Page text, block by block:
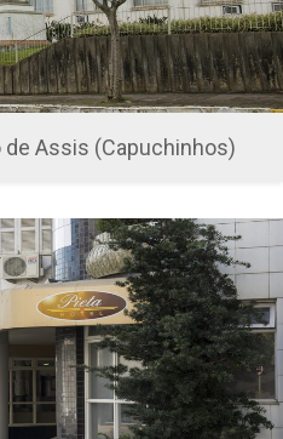
de Assis (Capuchinhos)